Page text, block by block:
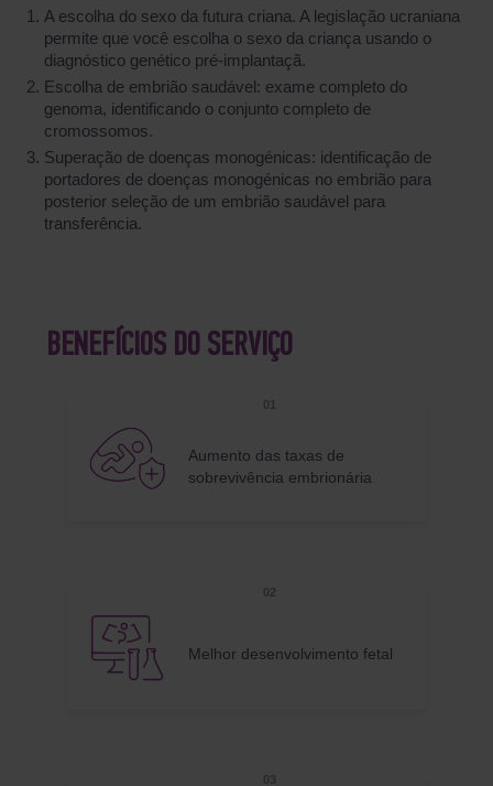
A escolha do sexo da futura criana. A legislação ucraniana
permite que você escolha o sexo da criança usando o
diagnóstico genético pré-implantaçã.
Escolha de embrião saudável: exame completo do
genoma, identificando o conjunto completo de
cromossomos.
Superação de doenças monogénicas: identificação de
portadores de doenças monogénicas no embrião para
posterior seleção de um embrião saudável para
transferência.
BENEFÍCIOS DO SERVIÇO
Aumento das taxas de
sobrevivência embrionária
Melhor desenvolvimento fetal